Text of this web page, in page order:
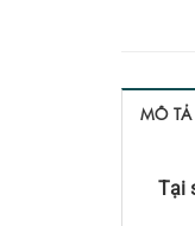
MÔ TẢ
Tại